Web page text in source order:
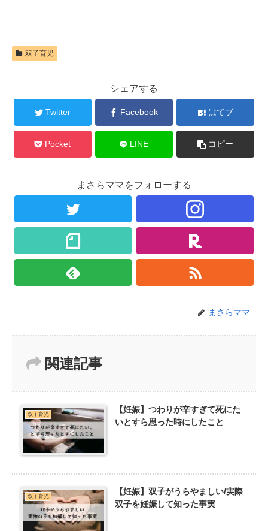
双子育児
シェアする
Twitter Facebook はてブ
Pocket LINE コピー
まさらママをフォローする
まさらママ
関連記事
双子育児
【妊娠】つわりが辛すぎて死にた
いとすら思った時にしたこと
双子育児
【妊娠】双子がうらやましい/実際
双子を妊娠して知った事実